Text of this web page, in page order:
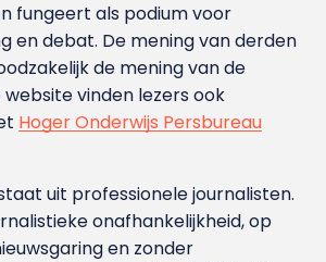
fungeert als podium voor
en debat. De mening van derden
de mening van de
vinden lezers ook
Hoger Onderwijs Persbureau
uit professionele journalisten.
onafhankelijkheid, op
en zonder